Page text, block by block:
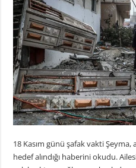
18 Kasım günü şafak vakti Şeyma,
hedef alındığı haberini okudu.